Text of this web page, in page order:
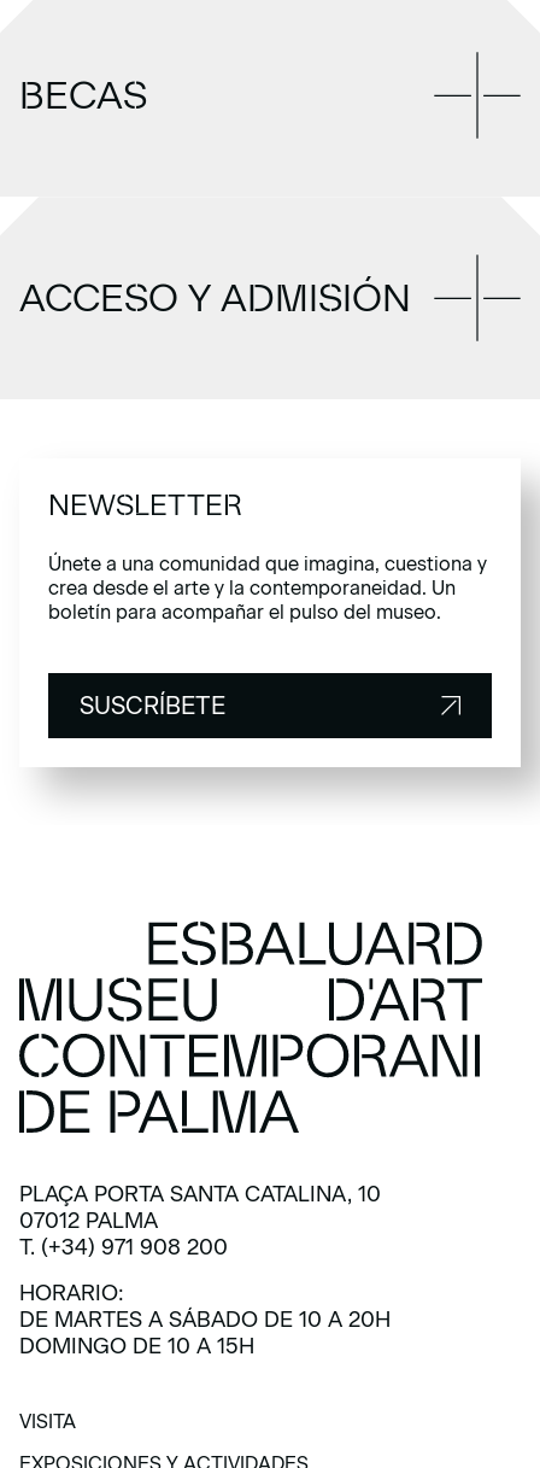
BECAS
ACCESO Y ADMISIÓN
NEWSLETTER
Únete a una comunidad que imagina, cuestiona y
crea desde el arte y la contemporaneidad. Un
boletín para acompañar el pulso del museo.
SUSCRÍBETE
SUSCRÍBETE
PLAÇA PORTA SANTA CATALINA, 10
07012 PALMA
T. (+34) 971 908 200
HORARIO:
DE MARTES A SÁBADO DE 10 A 20H
DOMINGO DE 10 A 15H
VISITA
VISITA